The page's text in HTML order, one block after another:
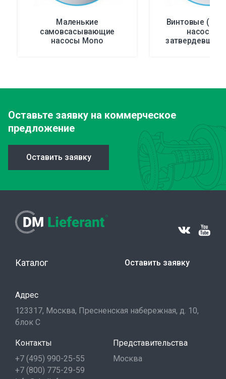
Маленькие
самовсасывающие
насосы Mono
Винтовые
насосы
Оставьте заявку на коммерческое
предложение
Оставить заявку
Каталог Оставить заявку
Адрес
123317, Москва, Пресненская набережная, д. 10,
блок С
Контакты
+7 (495) 990-25-55
+7 (800) 775-29-59
Представительства
Москва